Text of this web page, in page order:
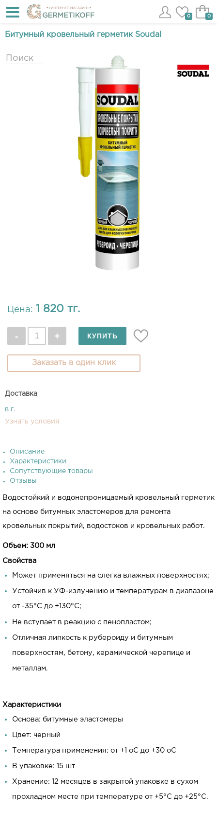
0 0
Битумный кровельный герметик Soudal
Цена: 1 820 тг.
Заказать в один клик
Доставка
в г.
Узнать условия
Описание
Характеристики
Сопутствующие товары
Отзывы
Водостойкий и водонепроницаемый кровельный герметик
на основе битумных эластомеров для ремонта
кровельных покрытий, водостоков и кровельных работ.
Объем: 300 мл
Свойства
Может применяться на слегка влажных поверхностях;
Устойчив к УФ-излучению и температурам в диапазоне
от -35°C до +130°C;
Не вступает в реакцию с пенопластом;
Отличная липкость к рубероиду и битумным
поверхностям, бетону, керамической черепице и
металлам.
Характеристики
Основа: битумные эластомеры
Цвет: черный
Температура применения: от +1 oC до +30 oC
В упаковке: 15 шт
Хранение: 12 месяцев в закрытой упаковке в сухом
прохладном месте при температуре от +5°C до +25°C.